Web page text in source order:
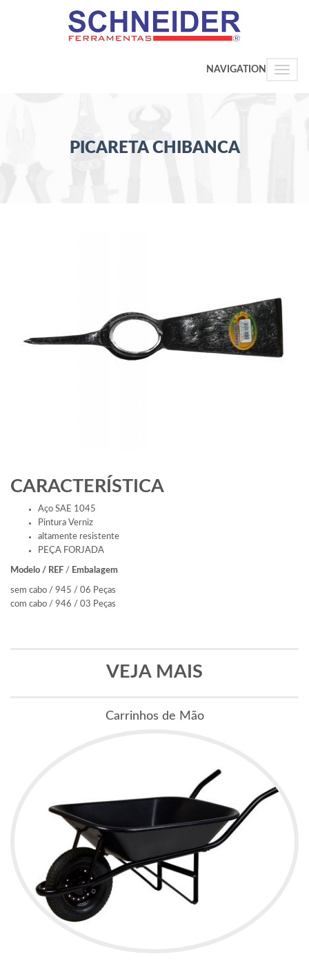
Toggle
NAVIGATION
PICARETA CHIBANCA
CARACTERÍSTICA
Aço SAE 1045
Pintura Verniz
altamente resistente
PEÇA FORJADA
Modelo / REF / Embalagem
sem cabo / 945 / 06 Peças
com cabo / 946 / 03 Peças
VEJA MAIS
Carrinhos de Mão